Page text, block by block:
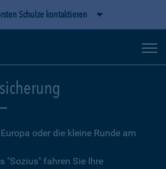
Schulze kontaktieren
oder die kleine Runde am
"Sozius" fahren Sie Ihre